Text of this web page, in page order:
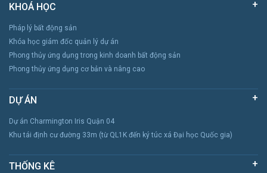
KHOÁ HỌC
Pháp lý bất động sản
Khóa học giám đốc quản lý dự án
Phong thủy ứng dụng trong kinh doanh bất động sản
Phong thủy ứng dụng cơ bản và nâng cao
DỰ ÁN
Dự án Charmington Iris Quận 04
Khu tái định cư đường 33m (từ QL1K đến ký túc xá Đại học Quốc gia)
THỐNG KÊ